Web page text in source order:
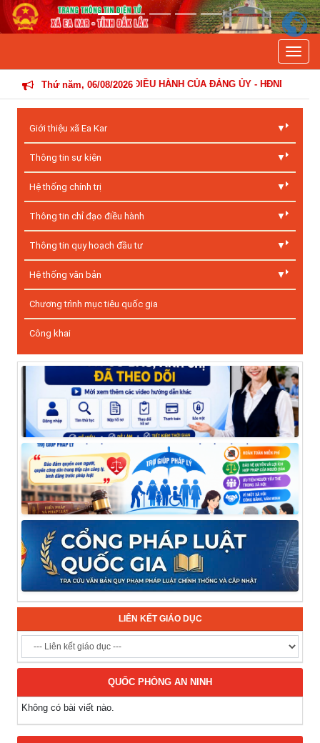
Thứ năm, 06/08/2026
TIN HOẠT ĐỘNG ĐIỀU HÀNH CỦA ĐẢNG ỦY - HĐND - UBND - ỦY BAN
Giới thiệu xã Ea Kar
Thông tin sự kiện
Hệ thống chính trị
Thông tin chỉ đạo điều hành
Thông tin quy hoạch đầu tư
Hệ thống văn bản
Chương trình mục tiêu quốc gia
Công khai
LIÊN KẾT GIÁO DỤC
QUỐC PHÒNG AN NINH
Không có bài viết nào.